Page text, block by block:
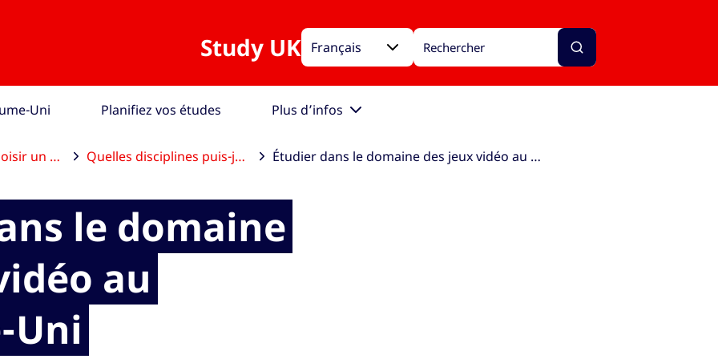
Study UK Français
Uni Planifiez vos études Plus d’infos
un cursus Quelles disciplines puis-je étudier ? Étudier dans le domaine des jeux vidéo au Royaume-Uni
le domaine
au
Uni